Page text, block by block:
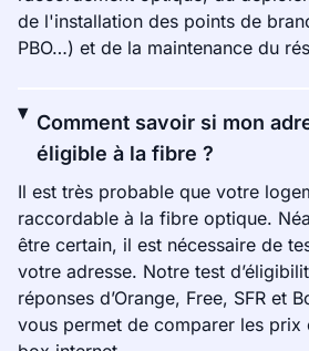
de l'installation des points de
PBO…) et de la maintenance du
Comment savoir si mon
éligible à la fibre ?
Il est très probable que votre
raccordable à la fibre optique.
être certain, il est nécessaire de
votre adresse. Notre test
réponses d’Orange, Free, SFR et
vous permet de comparer les prix